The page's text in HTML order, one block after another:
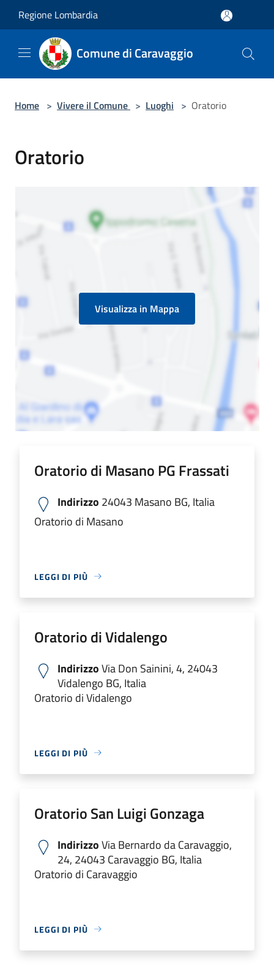
Regione Lombardia
Comune di Caravaggio
Home > Vivere il Comune > Luoghi > Oratorio
Oratorio
Visualizza in Mappa
Oratorio di Masano PG Frassati
Indirizzo 24043 Masano BG, Italia
Oratorio di Masano
LEGGI DI PIÙ
Oratorio di Vidalengo
IndirizzoVia Don Sainini, 4, 24043
Vidalengo BG, Italia
Oratorio di Vidalengo
LEGGI DI PIÙ
Oratorio San Luigi Gonzaga
IndirizzoVia Bernardo da Caravaggio,
24, 24043 Caravaggio BG, Italia
Oratorio di Caravaggio
LEGGI DI PIÙ